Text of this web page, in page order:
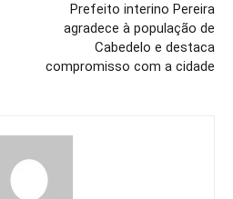
Prefeito interino Pereira
agradece à população de
Cabedelo e destaca
compromisso com a cidade